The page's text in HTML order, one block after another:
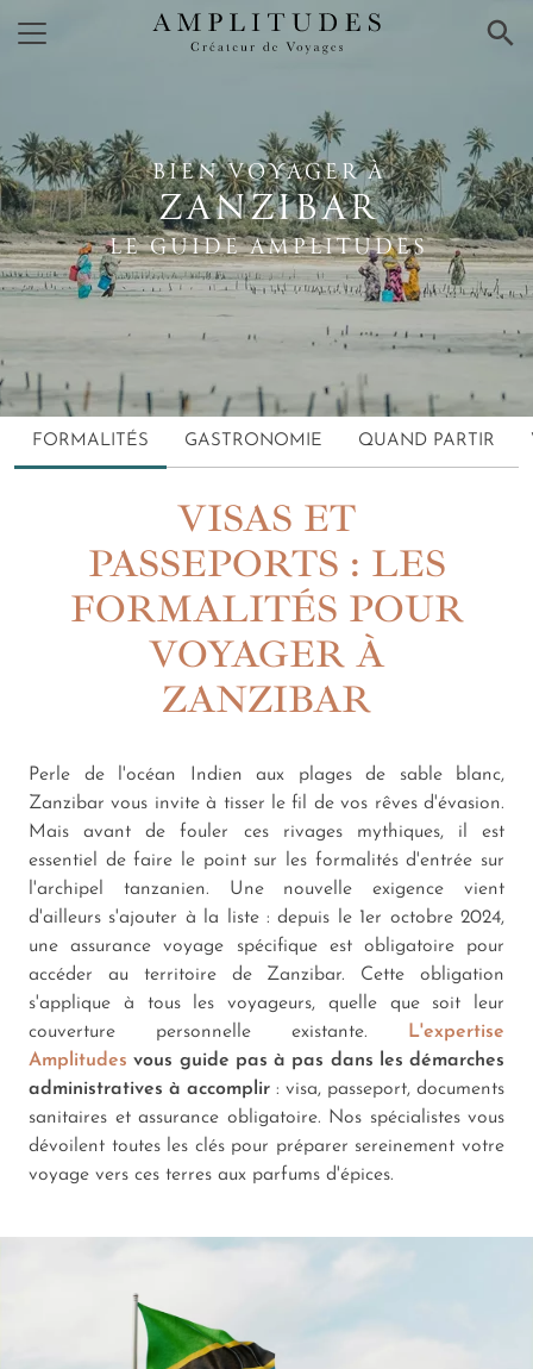
×
BIEN VOYAGER À
ZANZIBAR
LE GUIDE AMPLITUDES
FORMALITÉS GASTRONOMIE QUAND PARTIR
VISAS ET
PASSEPORTS : LES
FORMALITÉS POUR
VOYAGER À
ZANZIBAR
Perle de l'océan Indien aux plages de sable blanc,
Zanzibar vous invite à tisser le fil de vos rêves d'évasion.
Mais avant de fouler ces rivages mythiques, il est
essentiel de faire le point sur les formalités d'entrée sur
l'archipel tanzanien. Une nouvelle exigence vient
d'ailleurs s'ajouter à la liste : depuis le 1er octobre 2024,
une assurance voyage spécifique est obligatoire pour
accéder au territoire de Zanzibar. Cette obligation
s'applique à tous les voyageurs, quelle que soit leur
couverture personnelle existante.
L'expertise
Amplitudes vous guide pas à pas dans les démarches
administratives à accomplir : visa, passeport, documents
sanitaires et assurance obligatoire. Nos spécialistes vous
dévoilent toutes les clés pour préparer sereinement votre
voyage vers ces terres aux parfums d'épices.